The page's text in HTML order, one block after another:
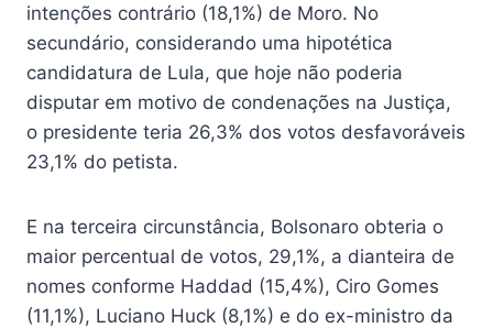
intenções contrário (18,1%) de Moro. No
secundário, considerando uma hipotética
candidatura de Lula, que hoje não poderia
disputar em motivo de condenações na Justiça,
o presidente teria 26,3% dos votos desfavoráveis
23,1% do petista.
E na terceira circunstância, Bolsonaro obteria o
maior percentual de votos, 29,1%, a dianteira de
nomes conforme Haddad (15,4%), Ciro Gomes
(11,1%), Luciano Huck (8,1%) e do ex-ministro da